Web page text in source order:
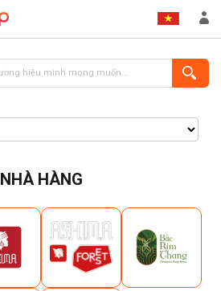
ĐĂNG KÝ
NHÀ HÀNG